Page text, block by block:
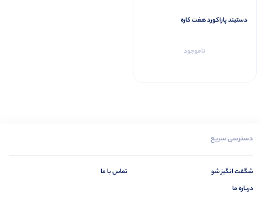
دستبند پاراکورد هفت کاره
ناموجود
دسترسی سریع
شگفت انگیز شو
درباره ما
تماس با ما